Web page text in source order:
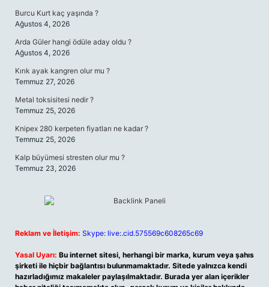
Burcu Kurt kaç yaşında ?
Ağustos 4, 2026
Arda Güler hangi ödüle aday oldu ?
Ağustos 4, 2026
Kırık ayak kangren olur mu ?
Temmuz 27, 2026
Metal toksisitesi nedir ?
Temmuz 25, 2026
Knipex 280 kerpeten fiyatları ne kadar ?
Temmuz 25, 2026
Kalp büyümesi stresten olur mu ?
Temmuz 23, 2026
Reklam ve İletişim: Skype: live:.cid.575569c608265c69
Yasal Uyarı: Bu internet sitesi, herhangi bir marka, kurum veya şahıs
şirketi ile hiçbir bağlantısı bulunmamaktadır. Sitede yalnızca kendi
hazırladığımız makaleler paylaşılmaktadır. Burada yer alan içerikler